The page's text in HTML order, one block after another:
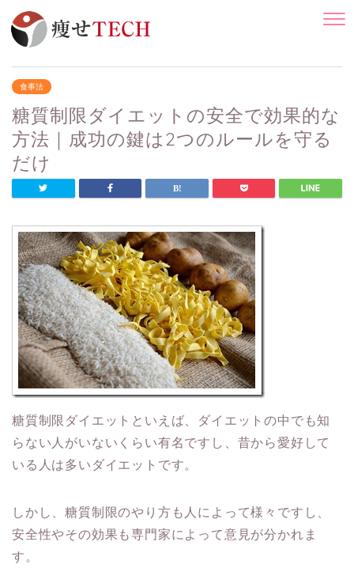
食事法
糖質制限ダイエットの安全で効果的な
方法｜成功の鍵は2つのルールを守る
だけ
糖質制限ダイエットといえば、ダイエットの中でも知
らない人がいないくらい有名ですし、昔から愛好して
いる人は多いダイエットです。
しかし、糖質制限のやり方も人によって様々ですし、
安全性やその効果も専門家によって意見が分かれま
す。